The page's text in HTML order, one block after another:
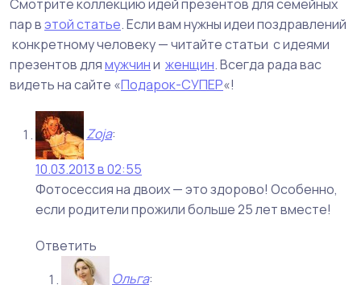
Смотрите коллекцию идей презентов для семейных
пар вэтой статье. Если вам нужны идеи поздравлений
конкретному человеку — читайте статьи с идеями
презентов длямужчини женщин. Всегда рада вас
видеть на сайте «Подарок-СУПЕР«!
Zoja:
10.03.2013 в 02:55
Фотосессия на двоих — это здорово! Особенно,
если родители прожили больше 25 лет вместе!
Ответить
Ольга: